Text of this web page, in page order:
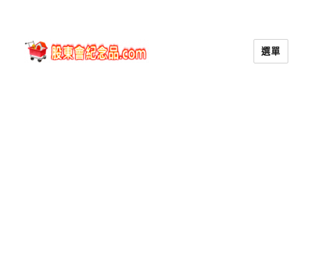
選單